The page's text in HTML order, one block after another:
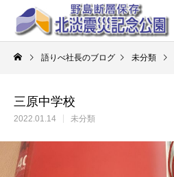
語りべ社長のブログ 未分類
三原中学校
2022.01.14 未分類